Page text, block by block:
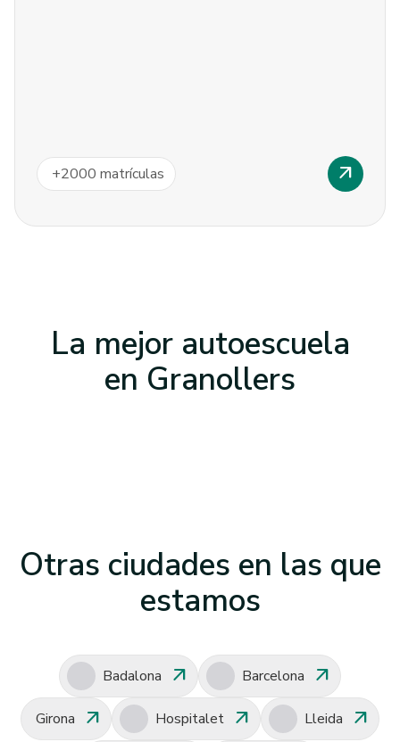
+2000 matrículas arrow_outward
La mejor autoescuela
en Granollers
Otras ciudades en las que
estamos
Badalona arrow_outward Barcelona arrow_outward
Girona arrow_outward Hospitalet arrow_outward Lleida arrow_outward